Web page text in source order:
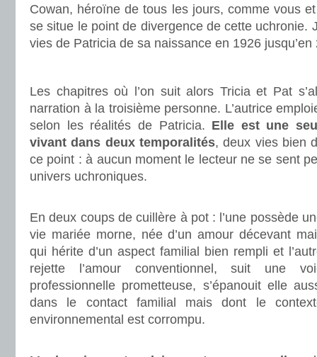
Cowan, héroïne de tous les jours, comme vous
se situe le point de divergence de cette uchronie.
vies de Patricia de sa naissance en 1926 jusqu’en
Les chapitres où l’on suit alors Tricia et Pat
narration à la troisième personne. L’autrice
selon les réalités de Patricia. Elle est une
vivant dans deux temporalités, deux vies bien
ce point : à aucun moment le lecteur ne se sent
univers uchroniques.
En deux coups de cuillère à pot : l’une possède
vie mariée morne, née d’un amour décevant
qui hérite d’un aspect familial bien rempli et
rejette l’amour conventionnel, suit une
professionnelle prometteuse, s’épanouit elle
dans le contact familial mais dont le
environnemental est corrompu.